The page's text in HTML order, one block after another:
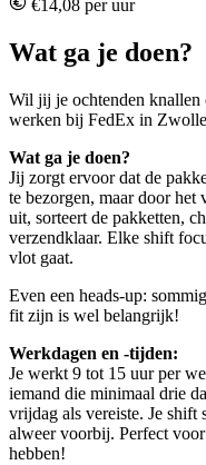
€14,08 per uur
Wat ga je doen?
Wil jij je ochtenden knallen
werken bij FedEx in
Wat ga je doen?
Jij zorgt ervoor dat de
te bezorgen, maar door het
uit, sorteert de pakketten,
verzendklaar. Elke shift
vlot gaat.
Even een heads-up:
fit zijn is wel belangrijk!
Werkdagen en -tijden:
Je werkt 9 tot 15 uur per
iemand die minimaal drie
vrijdag als vereiste. Je shift
alweer voorbij. Perfect
hebben!